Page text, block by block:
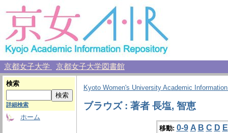
京都女子大学 京都女子大学図書館
検索
詳細検索
ホーム
Kyoto Women's University Academic
ブラウズ : 著者 長塩, 智恵
移動: 0-9 A B C D E